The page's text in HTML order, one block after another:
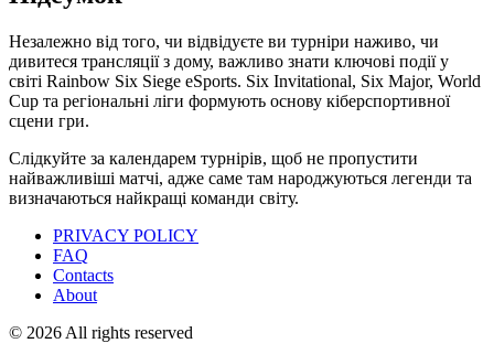
Незалежно від того, чи відвідуєте ви турніри наживо, чи
дивитеся трансляції з дому, важливо знати ключові події у
світі Rainbow Six Siege eSports. Six Invitational, Six Major, World
Cup та регіональні ліги формують основу кіберспортивної
сцени гри.
Слідкуйте за календарем турнірів, щоб не пропустити
найважливіші матчі, адже саме там народжуються легенди та
визначаються найкращі команди світу.
PRIVACY POLICY
FAQ
Contacts
About
© 2026 All rights reserved